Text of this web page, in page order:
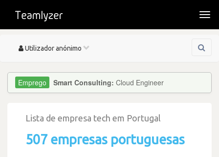
Toggle
Utilizador anónimo
Smart Consulting: Cloud Engineer
Lista de empresa tech em Portugal
507 empresas portuguesas